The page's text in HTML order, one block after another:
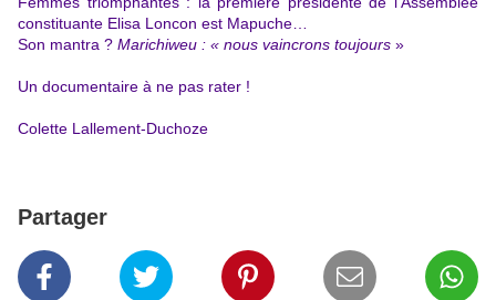
constituante Elisa Loncon est Mapuche…
Son mantra ? Marichiweu : « nous vaincrons toujours »
Un documentaire à ne pas rater !
Colette Lallement-Duchoze
Partager